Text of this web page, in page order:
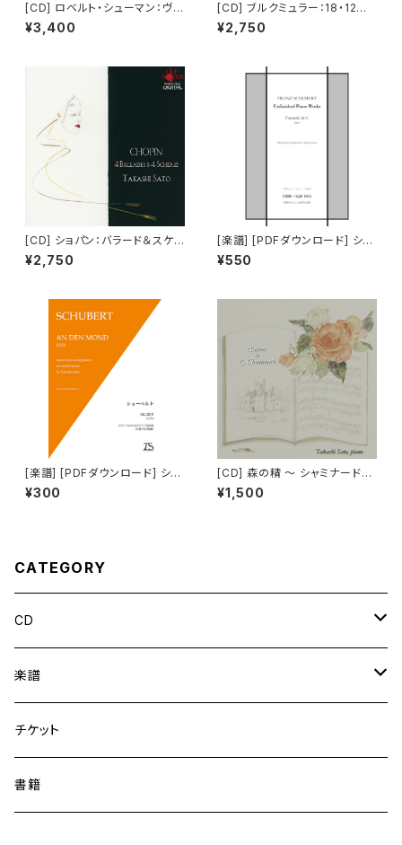
[CD] ロベルト・シューマン：ヴァ
イオリン・ソナタ第1・2番 クララ・
シューマン：3つのロマンス 中村
¥3,400
[CD] ブルクミュラー：18・12の
練習曲、ほか
¥2,750
[CD] ショパン：バラード＆スケル
ツォ全曲
¥2,750
[楽譜] [PDFダウンロード] シュ
ーベルト：幻想曲D605（佐藤卓
史による補筆完成版）
¥550
[楽譜] [PDFダウンロード] シュ
ーベルト／佐藤卓史：月に寄す
（小さい手のためのピアノ独奏
¥300
[CD] 森の精 ～ シャミナード：
ピアノ小品集
¥1,500
CATEGORY
CD
ソロ
協奏曲
室内楽
楽譜
出版譜
PDFダウンロード
チケット
書籍